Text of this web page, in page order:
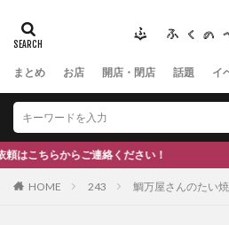
まとめ お店 開店・閉店 話題 イ
い！
HOME 243 鯛万屋さんのたい
タグ
#ふくの里 南砺 福野
南砺市、蕎麦
スキー場
#イタリアン
ひーちゃん
IOXアローザ